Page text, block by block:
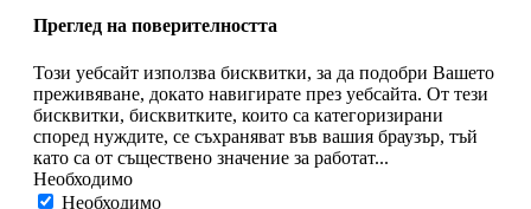
преживяване, докато навигирате през уебсайта. От тези
бисквитки, бисквитките, които са категоризирани
според нуждите, се съхраняват във вашия браузър, тъй
като са от съществено значение за работат ...
Необходимо
Необходимо
Always Enabled